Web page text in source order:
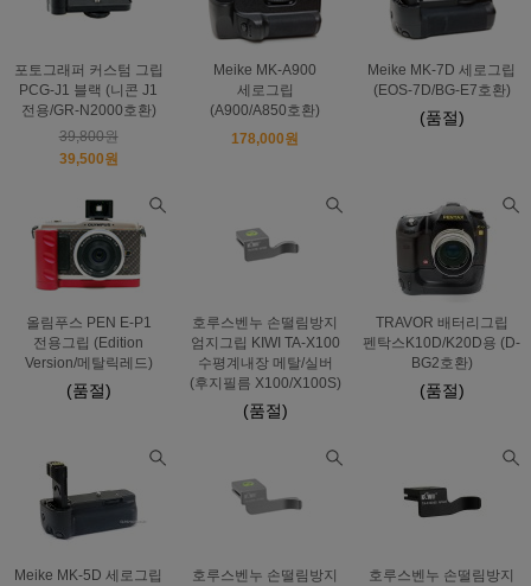
포토그래퍼 커스텀 그립
PCG-J1 블랙 (니콘 J1
전용/GR-N2000호환)
39,800원
39,500원
Meike MK-A900
세로그립
(A900/A850호환)
178,000원
Meike MK-7D 세로그립
(EOS-7D/BG-E7호환)
(품절)
올림푸스 PEN E-P1
전용그립 (Edition
Version/메탈릭레드)
(품절)
호루스벤누 손떨림방지
엄지그립 KIWI TA-X100
수평계내장 메탈/실버
(후지필름 X100/X100S)
(품절)
TRAVOR 배터리그립
펜탁스K10D/K20D용 (D-
BG2호환)
(품절)
Meike MK-5D 세로그립
호루스벤누 손떨림방지
호루스벤누 손떨림방지